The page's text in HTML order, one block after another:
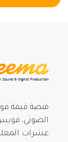
منصة قيمة
الصوتي،
عشرات